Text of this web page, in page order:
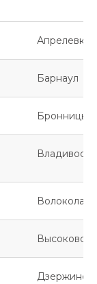
Апрелевка
Барнаул
Бронницы
Высоковск